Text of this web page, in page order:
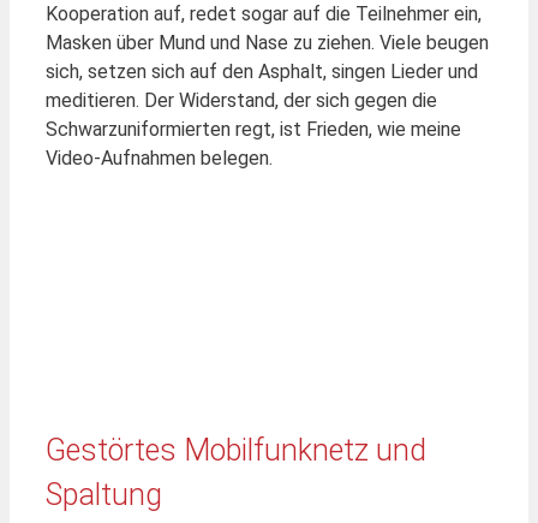
Kooperation auf, redet sogar auf die Teilnehmer ein,
Masken über Mund und Nase zu ziehen. Viele beugen
sich, setzen sich auf den Asphalt, singen Lieder und
meditieren. Der Widerstand, der sich gegen die
Schwarzuniformierten regt, ist Frieden, wie meine
Video-Aufnahmen belegen.
Gestörtes Mobilfunknetz und
Spaltung